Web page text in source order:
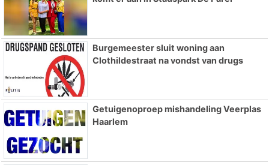
Burgemeester sluit woning aan
Clothildestraat na vondst van drugs
Getuigenoproep mishandeling Veerplas
Haarlem